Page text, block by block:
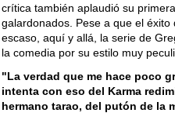
crítica también aplaudió su
galardonados. Pese a que el
escaso, aquí y allá, la serie de
la comedia por su estilo muy
"La verdad que me hace poco
intenta con eso del Karma
hermano tarao, del putón de la